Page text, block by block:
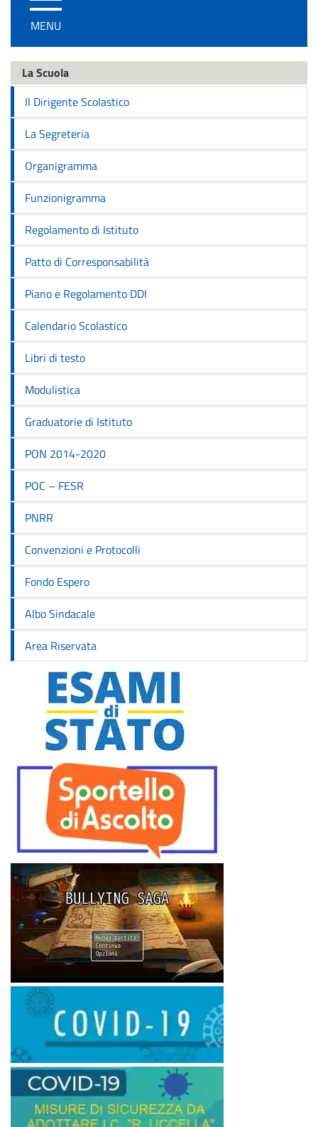
/
disattiva
navigazione
MENU
La Scuola
Il Dirigente Scolastico
La Segreteria
Organigramma
Funzionigramma
Regolamento di Istituto
Patto di Corresponsabilità
Piano e Regolamento DDI
Calendario Scolastico
Libri di testo
Modulistica
Graduatorie di Istituto
PON 2014-2020
POC – FESR
PNRR
Convenzioni e Protocolli
Fondo Espero
Albo Sindacale
Area Riservata